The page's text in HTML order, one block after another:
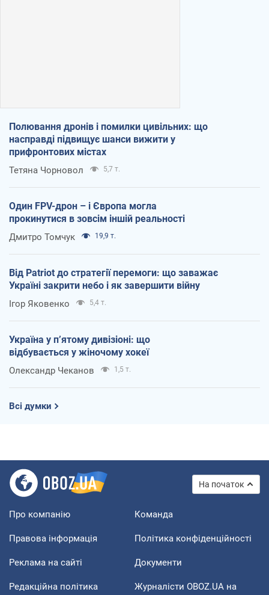
Полювання дронів і помилки цивільних: що
насправді підвищує шанси вижити у
прифронтових містах
Тетяна Чорновол 5,7 т.
Один FPV-дрон – і Європа могла
прокинутися в зовсім іншій реальності
Дмитро Томчук 19,9 т.
Від Patriot до стратегії перемоги: що заважає
Україні закрити небо і як завершити війну
Ігор Яковенко 5,4 т.
Україна у п’ятому дивізіоні: що
відбувається у жіночому хокеї
Олександр Чеканов 1,5 т.
Всі думки
На початок
Про компанію Команда
Правова інформація Політика конфіденційності
Реклама на сайті Документи
Редакційна політика Журналісти OBOZ.UA на